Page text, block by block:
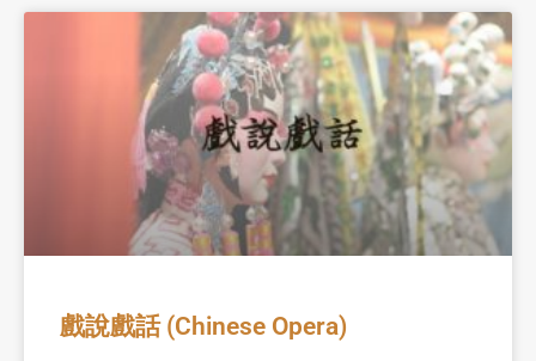
戲說戲話 (Chinese Opera)